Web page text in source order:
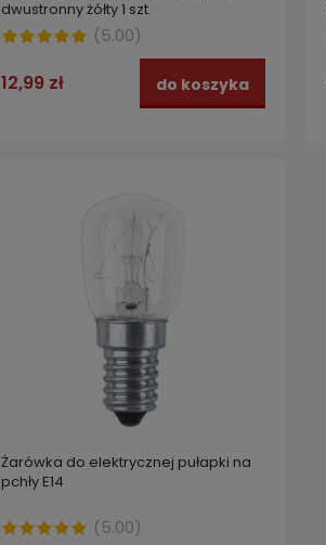
właściwościach XL
24,99 zł
dwustronny żółty 1 szt.
(5.00)
12,99 zł do koszyka
Żarówka do elektrycznej pułapki na
pchły E14
(5.00)